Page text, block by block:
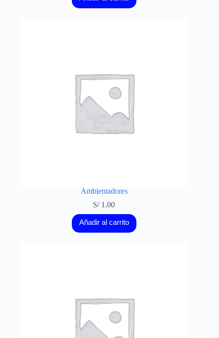
Ambientadores
S/1.00
Añadir al carrito